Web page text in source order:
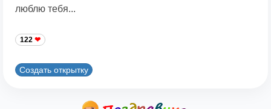
люблю тебя...
122
Создать открытку